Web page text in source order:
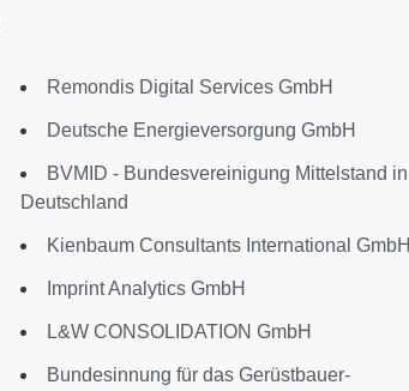
Remondis Digital Services GmbH
Deutsche Energieversorgung GmbH
BVMID - Bundesvereinigung Mittelstand in
Deutschland
Kienbaum Consultants International GmbH
Imprint Analytics GmbH
L&W CONSOLIDATION GmbH
Bundesinnung für das Gerüstbauer-